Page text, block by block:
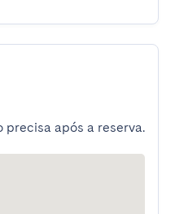
precisa após a reserva.